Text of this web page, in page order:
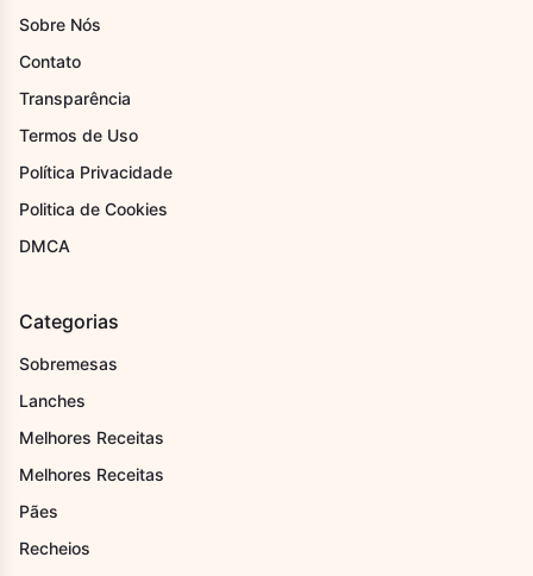
Sobre Nós
Contato
Transparência
Termos de Uso
Política Privacidade
Politica de Cookies
DMCA
Categorias
Sobremesas
Lanches
Melhores Receitas
Melhores Receitas
Pães
Recheios